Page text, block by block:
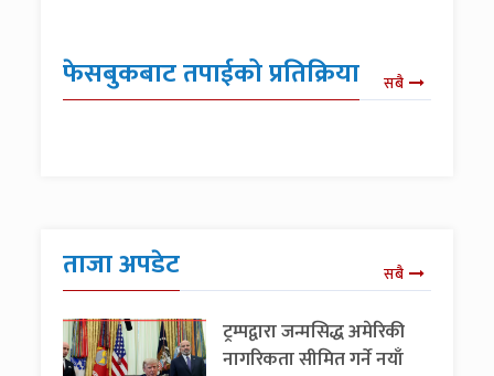
फेसबुकबाट तपाईको प्रतिक्रिया सबै
ताजा अपडेट सबै
ट्रम्पद्वारा जन्मसिद्ध अमेरिकी
नागरिकता सीमित गर्ने नयाँ